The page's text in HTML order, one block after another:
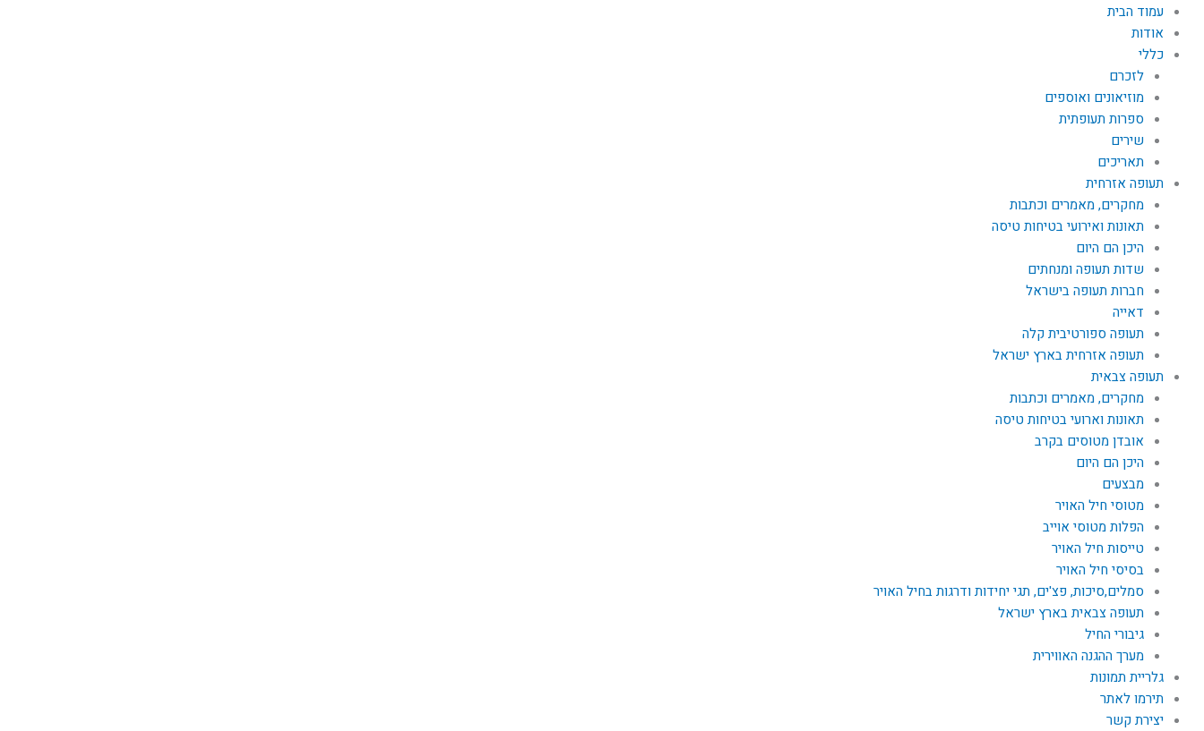
עמוד הבית
אודות
כללי
לזכרם
מוזיאונים ואוספים
ספרות תעופתית
שירים
תאריכים
תעופה אזרחית
מחקרים, מאמרים וכתבות
תאונות ואירועי בטיחות טיסה
היכן הם היום
שדות תעופה ומנחתים
חברות תעופה בישראל
דאייה
תעופה ספורטיבית קלה
תעופה אזרחית בארץ ישראל
תעופה צבאית
מחקרים, מאמרים וכתבות
תאונות וארועי בטיחות טיסה
אובדן מטוסים בקרב
היכן הם היום
מבצעים
מטוסי חיל האויר
הפלות מטוסי אוייב
טייסות חיל האויר
בסיסי חיל האויר
סמלים,סיכות, פצ'ים, תגי יחידות ודרגות בחיל האויר
תעופה צבאית בארץ ישראל
גיבורי החיל
מערך ההגנה האווירית
גלריית תמונות
תירמו לאתר
יצירת קשר